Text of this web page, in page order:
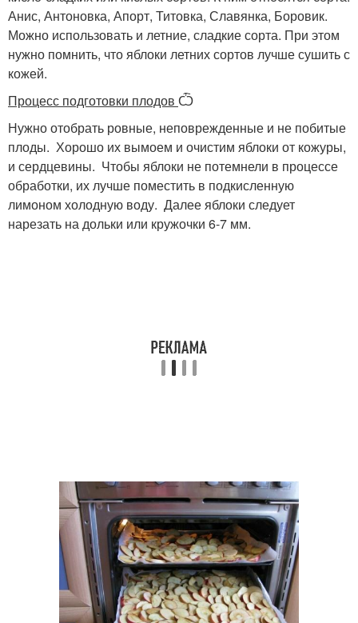
Анис, Антоновка, Апорт, Титовка, Славянка, Боровик.
Можно использовать и летние, сладкие сорта. При этом
нужно помнить, что яблоки летних сортов лучше сушить с
кожей.
Процесс подготовки плодов Ѽ
Нужно отобрать ровные, неповрежденные и не побитые
плоды. Хорошо их вымоем и очистим яблоки от кожуры,
и сердцевины. Чтобы яблоки не потемнели в процессе
обработки, их лучше поместить в подкисленную
лимоном холодную воду. Далее яблоки следует
нарезать на дольки или кружочки 6-7 мм.